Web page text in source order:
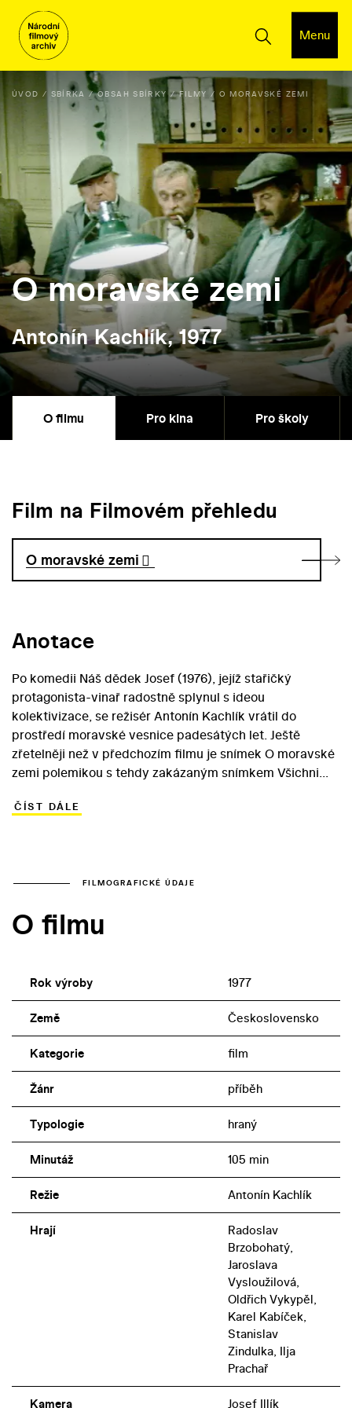
Menu
ÚVOD SBÍRKA OBSAH SBÍRKY FILMY O MORAVSKÉ ZEMI
O moravské zemi
Antonín Kachlík, 1977
O filmu Pro kina Pro školy
Film na Filmovém přehledu
O moravské zemi
Anotace
Po komedii Náš dědek Josef (1976), jejíž stařičký
protagonista-vinař radostně splynul s ideou
kolektivizace, se režisér Antonín Kachlík vrátil do
prostředí moravské vesnice padesátých let. Ještě
zřetelněji než v předchozím filmu je snímek O moravské
zemi polemikou s tehdy zakázaným snímkem Všichni
násilné kolektivizaci staví Kachlík budovatelský
se tak stávají prostředím, ve kterém se bývalý hospodář
dopracuje až na práh šťastné, socialistické
představitele Jasného filmu – Radoslava Brzobohatého.
ČÍST DÁLE
FILMOGRAFICKÉ ÚDAJE
O filmu
Rok výroby 1977
Země Československo
Kategorie film
Žánr příběh
Typologie hraný
Minutáž 105 min
Režie Antonín Kachlík
Hrají
Radoslav
Brzobohatý,
Jaroslava
Vysloužilová,
Oldřich Vykypěl,
Karel Kabíček,
Stanislav
Zindulka, Ilja
Prachař
Kamera Josef Illík